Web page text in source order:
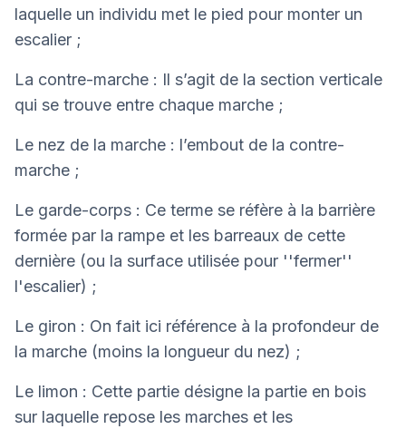
laquelle un individu met le pied pour monter un
escalier ;
La contre-marche : Il s’agit de la section verticale
qui se trouve entre chaque marche ;
Le nez de la marche : l’embout de la contre-
marche ;
Le garde-corps : Ce terme se réfère à la barrière
formée par la rampe et les barreaux de cette
dernière (ou la surface utilisée pour ''fermer''
l'escalier) ;
Le giron : On fait ici référence à la profondeur de
la marche (moins la longueur du nez) ;
Le limon : Cette partie désigne la partie en bois
sur laquelle repose les marches et les